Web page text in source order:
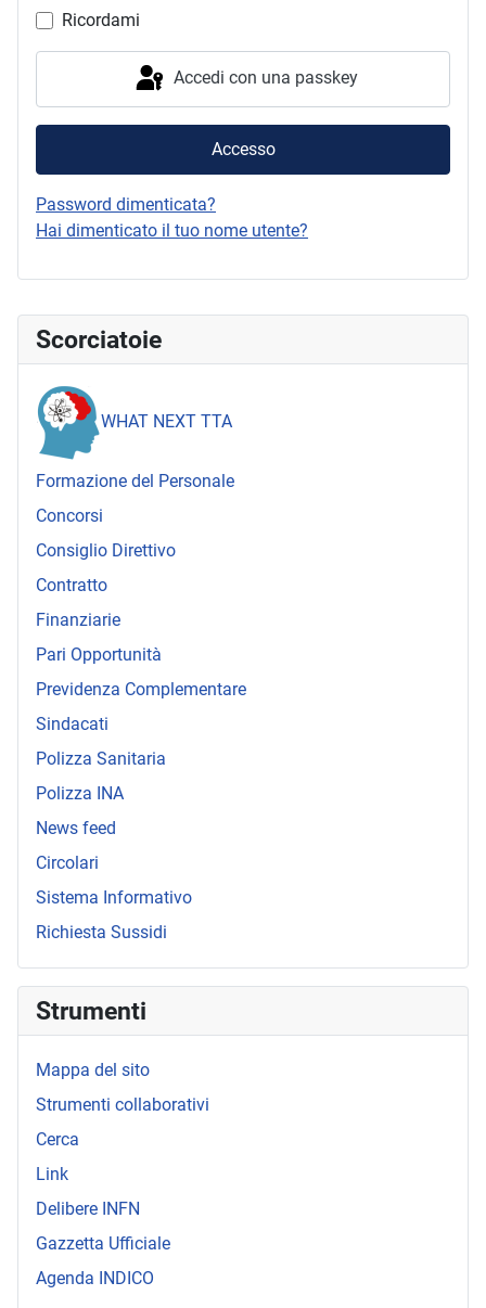
Scorciatoie
WHAT NEXT TTA
Formazione del Personale
Concorsi
Consiglio Direttivo
Contratto
Finanziarie
Pari Opportunità
Previdenza Complementare
Sindacati
Polizza Sanitaria
Polizza INA
News feed
Circolari
Sistema Informativo
Richiesta Sussidi
Strumenti
Mappa del sito
Strumenti collaborativi
Cerca
Link
Delibere INFN
Gazzetta Ufficiale
Agenda INDICO
Ricordami
Accedi con una passkey
Accesso
Password dimenticata?
Hai dimenticato il tuo nome utente?